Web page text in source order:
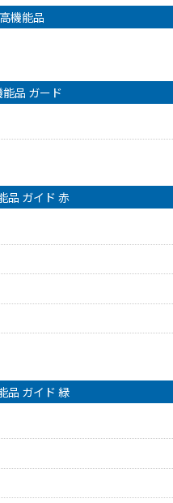
機能品
品 ガード
品 ガイド 赤
品 ガイド 緑